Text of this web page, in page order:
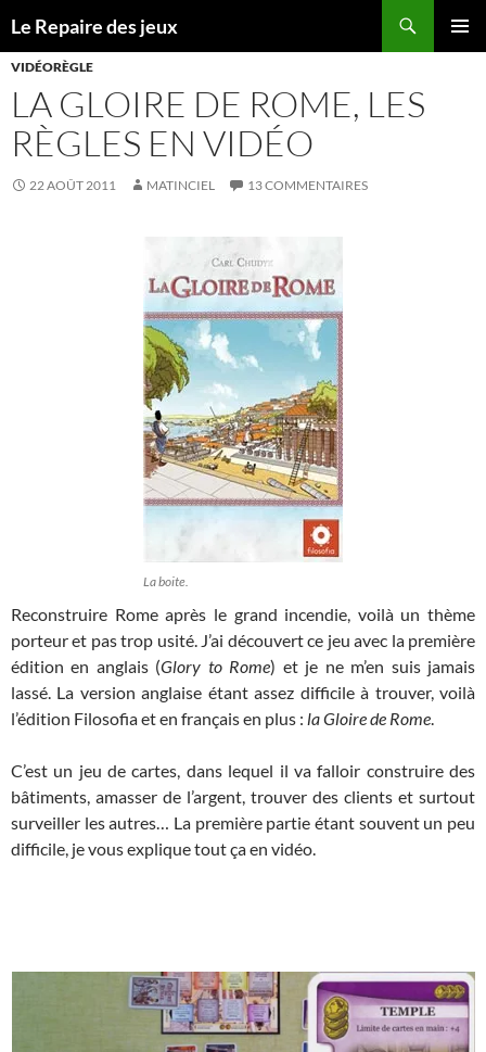
Le Repaire des jeux
AU
CONTENU
VIDÉORÈGLE
LA GLOIRE DE ROME, LES
RÈGLES EN VIDÉO
22 AOÛT 2011 MATINCIEL 13 COMMENTAIRES
La boite.
Reconstruire Rome après le grand incendie, voilà un thème
porteur et pas trop usité. J’ai découvert ce jeu avec la première
édition en anglais (Glory to Rome) et je ne m’en suis jamais
lassé. La version anglaise étant assez difficile à trouver, voilà
l’édition Filosofia et en français en plus : la Gloire de Rome.
C’est un jeu de cartes, dans lequel il va falloir construire des
bâtiments, amasser de l’argent, trouver des clients et surtout
surveiller les autres… La première partie étant souvent un peu
difficile, je vous explique tout ça en vidéo.